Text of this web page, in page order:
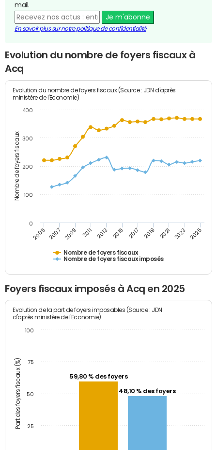
mail.
Je m'abonne
En savoir plus sur notre politique de confidentialité
Evolution du nombre de foyers fiscaux à
Acq
Nombre de foyers fiscaux
Evolution du nombre de foyers fiscaux (Source : JDN d'après
ministère de l'Economie)
Nombre de foyers fiscaux
Nombre de foyers fiscaux imposés
2005 2007 2009 2011 2013 2015 2017 2019 2021 2023 2025
0
100
200
300
400
Foyers fiscaux imposés à Acq en 2025
Part des foyers fiscaux (%)
Evolution de la part de foyers imposables (Source : JDN
d'après ministère de l'Economie)
59,80 % des foyers
48,10 % des foyers
25
50
75
100